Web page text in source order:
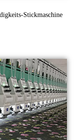
Stickmaschine